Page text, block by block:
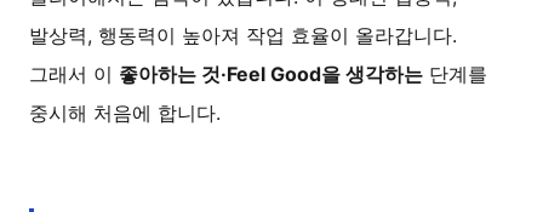
발상력, 행동력이 높아져 작업 효율이 올라갑니다.
그래서 이 좋아하는 것·Feel Good을 생각하는 단계를
중시해 처음에 합니다.